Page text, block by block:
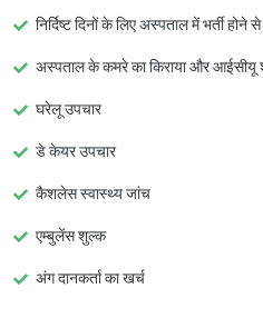
निर्दिष्ट दिनों के लिए अस्पताल में भर्ती
अस्पताल के कमरे का किराया और आईसीयू
घरेलू उपचार
डे केयर उपचार
कैशलेस स्वास्थ्य जांच
एम्बुलेंस शुल्क
अंग दानकर्ता का खर्च